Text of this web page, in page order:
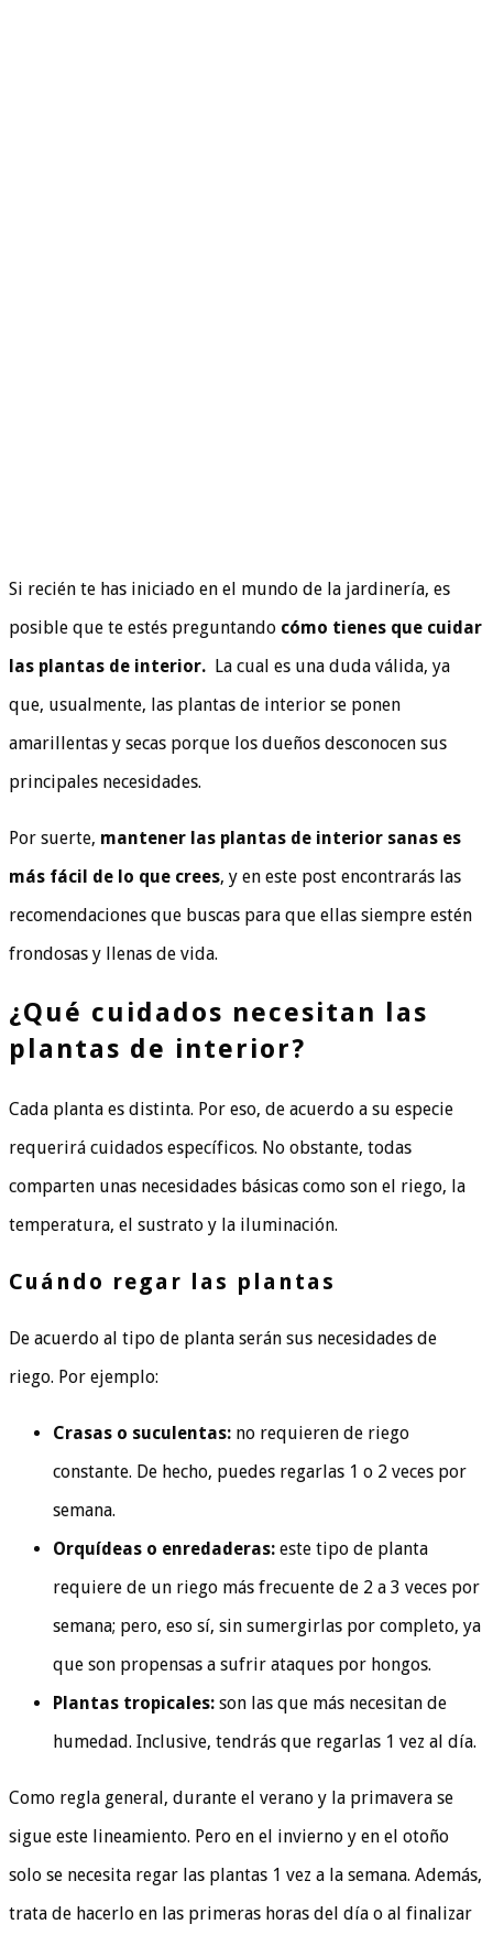
Si recién te has iniciado en el mundo de la jardinería, es
posible que te estés preguntando cómo tienes que cuidar
las plantas de interior. La cual es una duda válida, ya
que, usualmente, las plantas de interior se ponen
amarillentas y secas porque los dueños desconocen sus
principales necesidades.
Por suerte, mantener las plantas de interior sanas es
más fácil de lo que crees, y en este post encontrarás las
recomendaciones que buscas para que ellas siempre estén
frondosas y llenas de vida.
¿Qué cuidados necesitan las
plantas de interior?
Cada planta es distinta. Por eso, de acuerdo a su especie
requerirá cuidados específicos. No obstante, todas
comparten unas necesidades básicas como son el riego, la
temperatura, el sustrato y la iluminación.
Cuándo regar las plantas
De acuerdo al tipo de planta serán sus necesidades de
riego. Por ejemplo:
Crasas o suculentas: no requieren de riego
constante. De hecho, puedes regarlas 1 o 2 veces por
semana.
Orquídeas o enredaderas: este tipo de planta
requiere de un riego más frecuente de 2 a 3 veces por
semana; pero, eso sí, sin sumergirlas por completo, ya
que son propensas a sufrir ataques por hongos.
Plantas tropicales: son las que más necesitan de
humedad. Inclusive, tendrás que regarlas 1 vez al día.
Como regla general, durante el verano y la primavera se
sigue este lineamiento. Pero en el invierno y en el otoño
solo se necesita regar las plantas 1 vez a la semana. Además,
trata de hacerlo en las primeras horas del día o al finalizar